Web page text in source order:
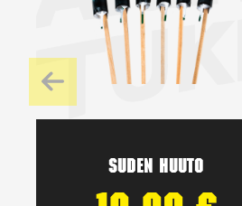
Suden huuto